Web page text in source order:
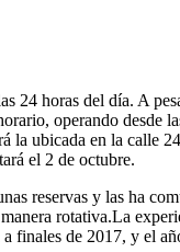
24 horas del día. A
operando desde
la ubicada en la calle
el 2 de octubre.
reservas y las ha
rotativa.La
finales de 2017, y el